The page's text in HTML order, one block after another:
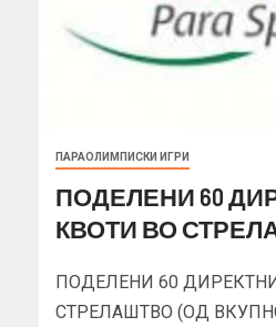
ПАРАОЛИМПИСКИ ИГРИ
ПОДЕЛЕНИ 60
КВОТИ ВО
ПОДЕЛЕНИ 60
СТРЕЛАШТВО (ОД